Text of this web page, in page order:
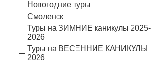
Новогодние туры
Смоленск
Туры на ЗИМНИЕ каникулы 2025-
2026
Туры на ВЕСЕННИЕ КАНИКУЛЫ
2026